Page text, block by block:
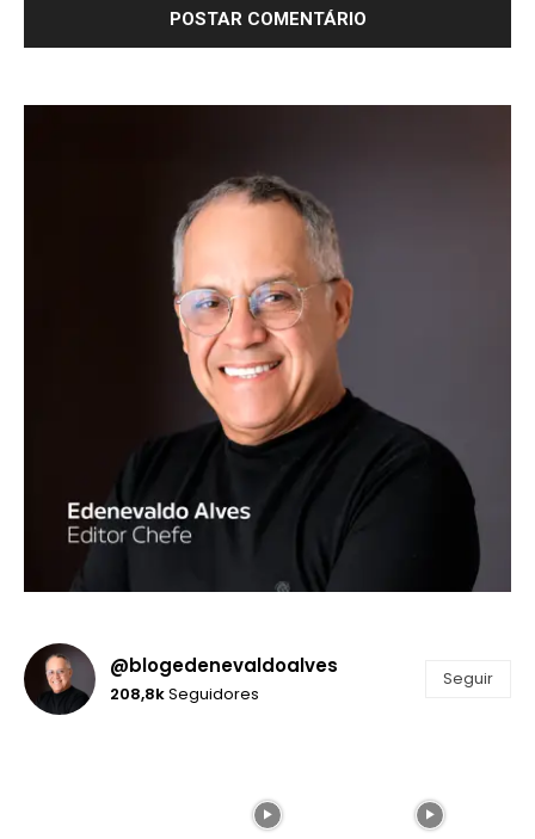
@blogedenevaldoalves
208,8kSeguidores
Seguir